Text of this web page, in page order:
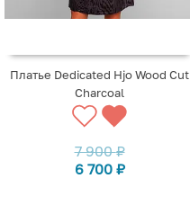
Платье Dedicated Hjo Wood Cut
Charcoal
7 900₽
6 700 ₽